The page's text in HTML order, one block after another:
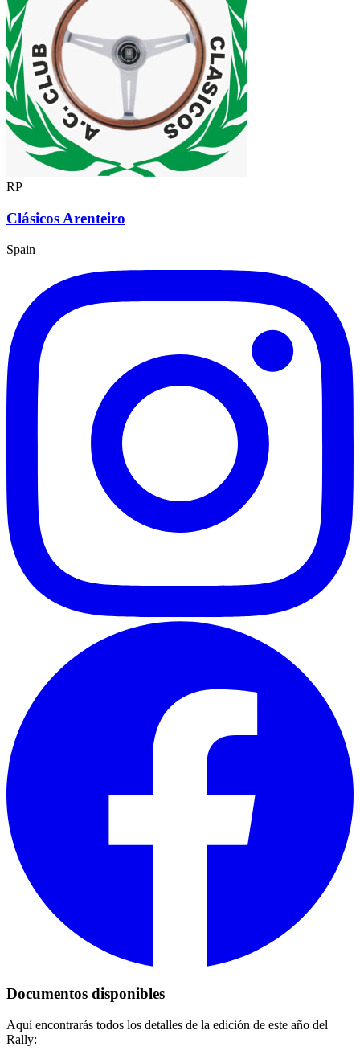
RP
Clásicos Arenteiro
Spain
Documentos disponibles
Aquí encontrarás todos los detalles de la edición de este año del
Rally: